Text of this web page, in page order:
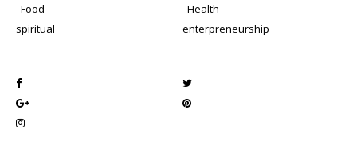
_Food
_Health
spiritual
enterpreneurship